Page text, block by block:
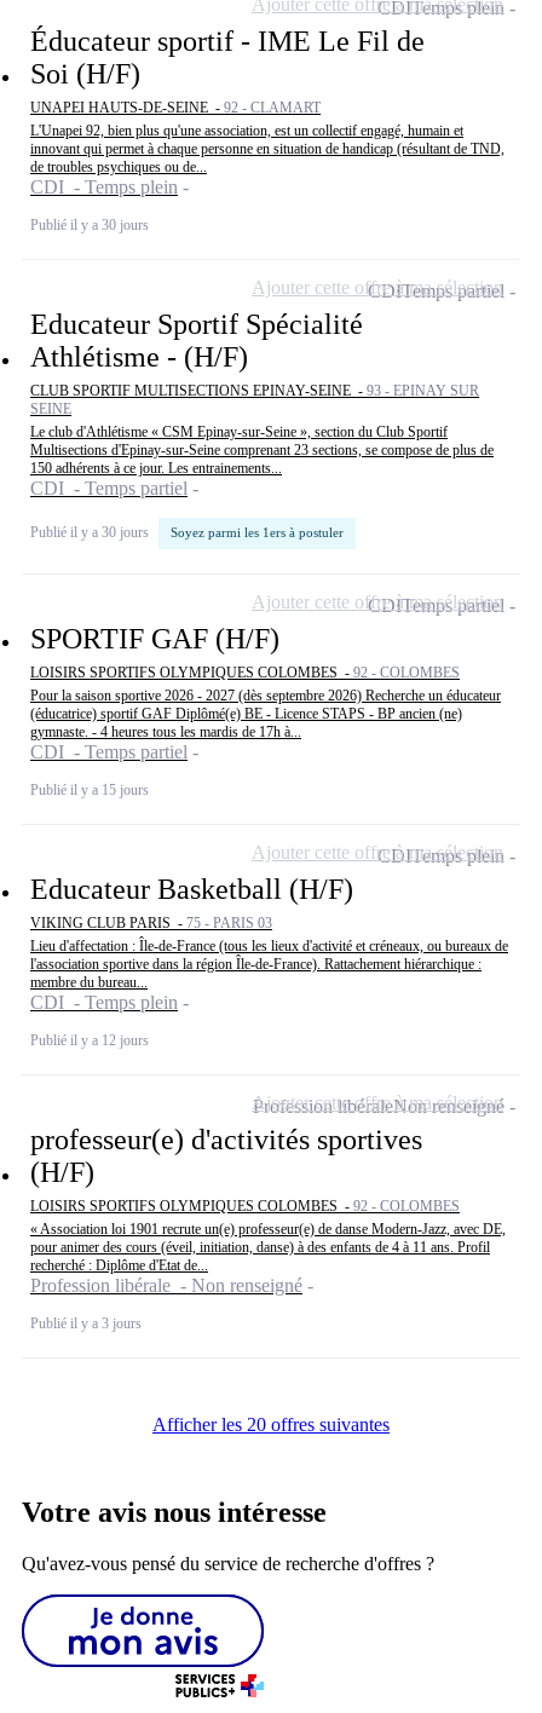
Éducateur sportif - IME Le Fil de
Soi (H/F)
UNAPEI HAUTS-DE-SEINE - 92 - CLAMART
L'Unapei 92, bien plus qu'une association, est un collectif engagé, humain et
innovant qui permet à chaque personne en situation de handicap (résultant de TND,
de troubles psychiques ou de...
CDI - Temps plein
Publié il y a 30 jours
CDITemps plein
Ajouter cette offre à ma sélection
Educateur Sportif Spécialité
Athlétisme - (H/F)
CLUB SPORTIF MULTISECTIONS EPINAY-SEINE - 93 - EPINAY SUR
SEINE
Le club d'Athlétisme « CSM Epinay-sur-Seine », section du Club Sportif
Multisections d'Epinay-sur-Seine comprenant 23 sections, se compose de plus de
150 adhérents à ce jour. Les entrainements...
CDI - Temps partiel
Publié il y a 30 jours Soyez parmi les 1ers à postuler
CDITemps partiel
Ajouter cette offre à ma sélection
SPORTIF GAF (H/F)
LOISIRS SPORTIFS OLYMPIQUES COLOMBES - 92 - COLOMBES
Pour la saison sportive 2026 - 2027 (dès septembre 2026) Recherche un éducateur
(éducatrice) sportif GAF Diplômé(e) BE - Licence STAPS - BP ancien (ne)
gymnaste. - 4 heures tous les mardis de 17h à...
CDI - Temps partiel
Publié il y a 15 jours
CDITemps partiel
Ajouter cette offre à ma sélection
Educateur Basketball (H/F)
VIKING CLUB PARIS - 75 - PARIS 03
Lieu d'affectation : Île-de-France (tous les lieux d'activité et créneaux, ou bureaux de
l'association sportive dans la région Île-de-France). Rattachement hiérarchique :
membre du bureau...
CDI - Temps plein
Publié il y a 12 jours
CDITemps plein
Ajouter cette offre à ma sélection
professeur(e) d'activités sportives
(H/F)
LOISIRS SPORTIFS OLYMPIQUES COLOMBES - 92 - COLOMBES
« Association loi 1901 recrute un(e) professeur(e) de danse Modern-Jazz, avec DE,
pour animer des cours (éveil, initiation, danse) à des enfants de 4 à 11 ans. Profil
recherché : Diplôme d'Etat de...
Profession libérale - Non renseigné
Publié il y a 3 jours
Profession libéraleNon renseigné
Ajouter cette offre à ma sélection
Afficher les 20 offres suivantes
Votre avis nous intéresse
Qu'avez-vous pensé du service de recherche d'offres ?